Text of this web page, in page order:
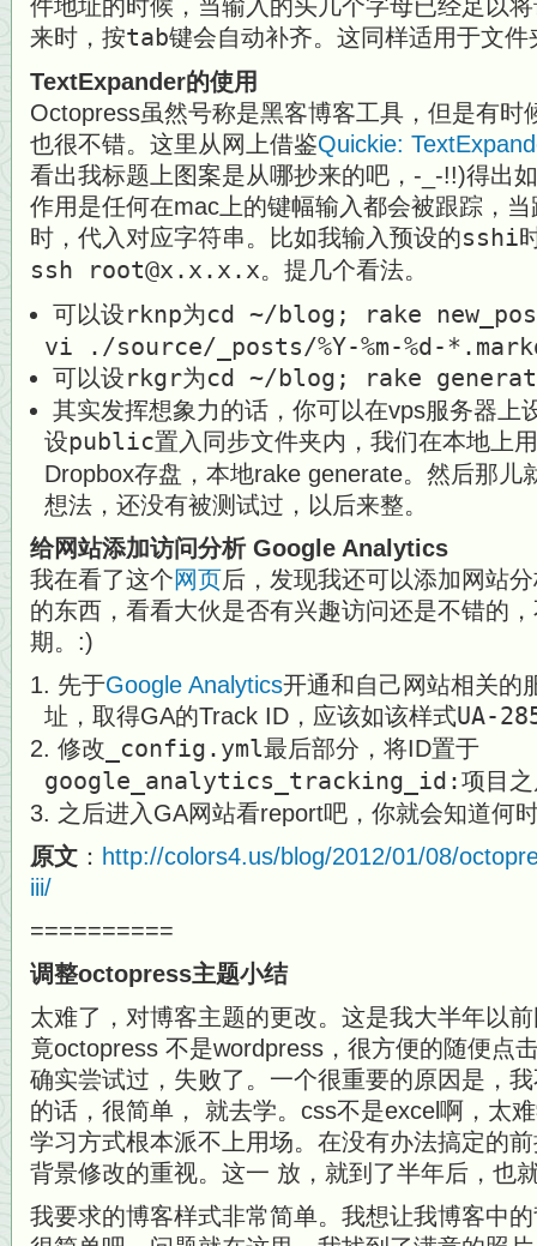
件地址的时候，当输入的头几个字母已经足以
来时，按tab键会自动补齐。这同样适用于文件
TextExpander的使用
Octopress虽然号称是黑客博客工具，但是有时
也很不错。这里从网上借鉴Quickie:
看出我标题上图案是从哪抄来的吧，-_-!!)得出
作用是任何在mac上的键幅输入都会被跟踪，
时，代入对应字符串。比如我输入预设的sshi
ssh root@x.x.x.x。提几个看法。
可以设rknp为cd ~/blog; rake
vi ./source/_posts/%Y-%m-%d-
可以设rkgr为cd ~/blog; rake
其实发挥想象力的话，你可以在vps服务器上
设public置入同步文件夹内，我们在本地上
Dropbox存盘，本地rake generate。然后那儿
想法，还没有被测试过，以后来整。
给网站添加访问分析 Google Analytics
我在看了这个网页后，发现我还可以添加网站
的东西，看看大伙是否有兴趣访问还是不错的
期。:)
先于Google Analytics开通和自己网站相关的
址，取得GA的Track ID，应该如该样式UA-
修改 _config.yml最后部分，将ID置于
google_analytics_tracking_id:项目
之后进入GA网站看report吧，你就会知道何
原文 ： http://colors4.us/blog/2012/01/08/
iii/
==========
调整octopress主题小结
太难了，对博客主题的更改。这是我大半年以
竟octopress 不是wordpress，很方便的随便点
确实尝试过，失败了。一个很重要的原因是，
的话，很简单， 就去学。css不是excel啊，太
学习方式根本派不上用场。在没有办法搞定的
背景修改的重视。这一 放，就到了半年后，也
我要求的博客样式非常简单。我想让我博客中